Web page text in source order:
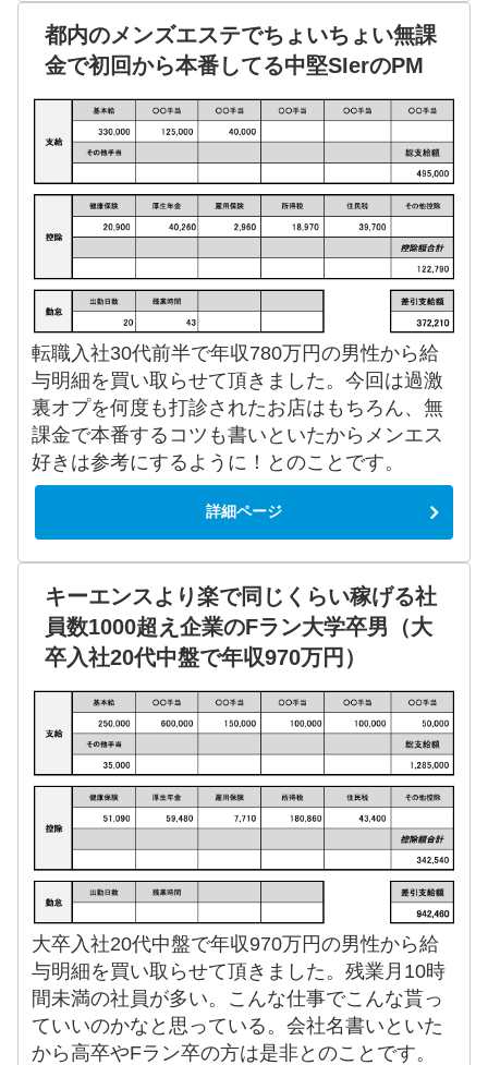
都内のメンズエステでちょいちょい無課
金で初回から本番してる中堅SIerのPM
転職入社30代前半で年収780万円の男性から給
与明細を買い取らせて頂きました。今回は過激
裏オプを何度も打診されたお店はもちろん、無
課金で本番するコツも書いといたからメンエス
好きは参考にするように！とのことです。
詳細ページ
キーエンスより楽で同じくらい稼げる社
員数1000超え企業のFラン大学卒男（大
卒入社20代中盤で年収970万円）
大卒入社20代中盤で年収970万円の男性から給
与明細を買い取らせて頂きました。残業月10時
間未満の社員が多い。こんな仕事でこんな貰っ
ていいのかなと思っている。会社名書いといた
から高卒やFラン卒の方は是非とのことです。